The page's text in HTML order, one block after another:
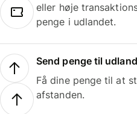
eller høje
penge i udlandet.
Send penge til
Få dine penge til at
afstanden.